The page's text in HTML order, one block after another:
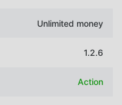
Unlimited money
1.2.6
Action